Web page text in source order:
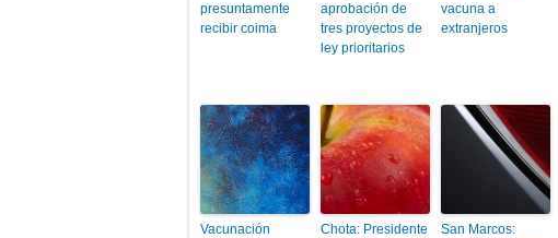
presuntamente
recibir coima
aprobación de
tres proyectos de
ley prioritarios
vacuna a
extranjeros
Vacunación
Chota: Presidente
San Marcos: